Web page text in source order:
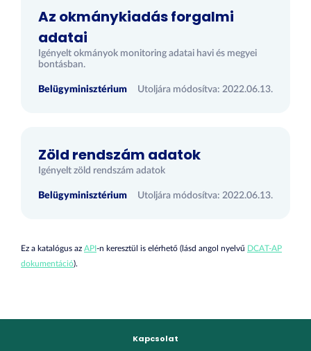
Az okmánykiadás forgalmi
adatai
Igényelt okmányok monitoring adatai havi és megyei
bontásban.
Belügyminisztérium Utoljára módosítva: 2022.06.13.
Zöld rendszám adatok
Igényelt zöld rendszám adatok
Belügyminisztérium Utoljára módosítva: 2022.06.13.
Ez a katalógus az API-n keresztül is elérhető (lásd angol nyelvű DCAT-AP
dokumentáció).
Kapcsolat